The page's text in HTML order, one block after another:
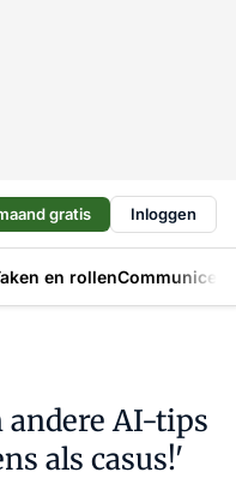
gratis Inloggen
en rollen
andere AI-tips
als casus!'